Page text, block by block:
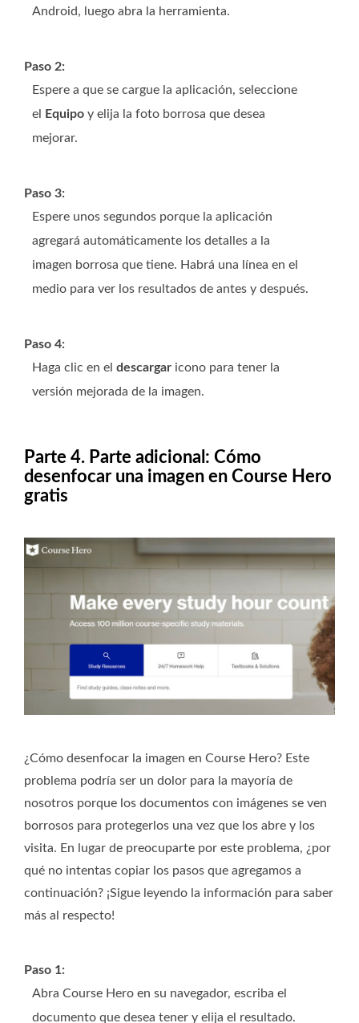
Android, luego abra la herramienta.
Paso 2:
Espere a que se cargue la aplicación, seleccione
el
Equipo y elija la foto borrosa que desea
mejorar.
Paso 3:
Espere unos segundos porque la aplicación
agregará automáticamente los detalles a la
imagen borrosa que tiene. Habrá una línea en el
medio para ver los resultados de antes y después.
Paso 4:
Haga clic en el descargar icono para tener la
versión mejorada de la imagen.
Parte 4. Parte adicional: Cómo
desenfocar una imagen en Course Hero
gratis
¿Cómo desenfocar la imagen en Course Hero? Este
problema podría ser un dolor para la mayoría de
nosotros porque los documentos con imágenes se ven
borrosos para protegerlos una vez que los abre y los
visita. En lugar de preocuparte por este problema, ¿por
qué no intentas copiar los pasos que agregamos a
continuación? ¡Sigue leyendo la información para saber
más al respecto!
Paso 1:
Abra Course Hero en su navegador, escriba el
documento que desea tener y elija el resultado.